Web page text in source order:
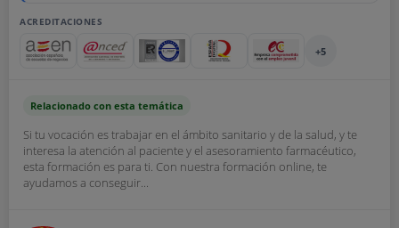
ACREDITACIONES
+5
Relacionado con esta temática
Si tu vocación es trabajar en el ámbito sanitario y de la salud, y te
interesa la atención al paciente y el asesoramiento farmacéutico,
esta formación es para ti. Con nuestra formación online, te
ayudamos a conseguir...